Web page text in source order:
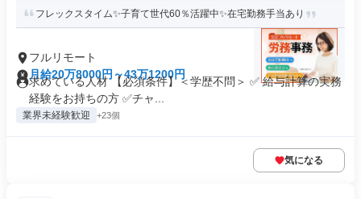
フレックスタイム✨子育て世代60％活躍中✨在宅勤務手当あり
フルリモート
月給20万8000円～43万1200円
求めている人材 【必須条件】＜学歴不問＞ ✅ 給与計算の実務
経験をお持ちの方 ✅️チャ...
業界未経験歓迎 +23個
気になる